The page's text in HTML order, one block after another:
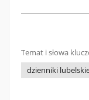
Temat i słowa
dzienniki